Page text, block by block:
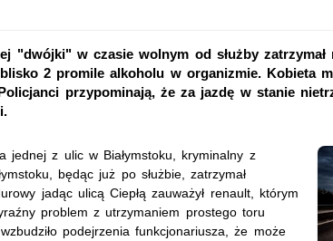
"dwójki" w czasie wolnym od służby zatrzymał
2 promile alkoholu w organizmie. Kobieta
przypominają, że za jazdę w stanie
z ulic w Białymstoku, kryminalny z
będąc już po służbie, zatrzymał
jadąc ulicą Ciepłą zauważył renault, którym
problem z utrzymaniem prostego toru
podejrzenia funkcjonariusza, że może